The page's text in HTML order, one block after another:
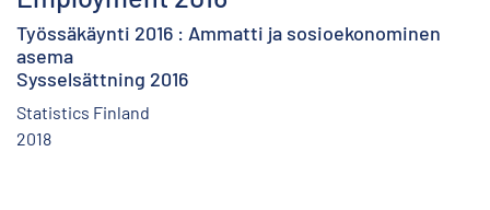
Työssäkäynti 2016 : Ammatti ja sosioekonominen
asema
Sysselsättning 2016
Statistics Finland
2018